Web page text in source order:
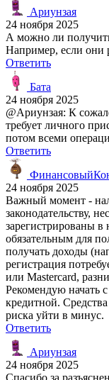
Ариунзая
24 ноября 2025
А можно ли
Например, если они
Ответить
Бата
24 ноября 2025
@Ариунзая: К
требует личного
потом всеми
Ответить
24 ноября 2025
Важный момент -
законодательству,
зарегистрированы в
обязательным для
получать доходы
регистрация
или Mastercard,
Рекомендую начать
кредитной.
риска уйти в минус.
Ответить
Ариунзая
24 ноября 2025
Спасибо за